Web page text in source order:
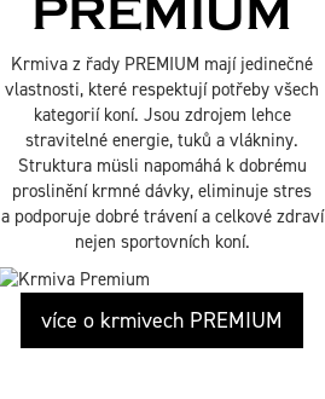
PREMIUM
Krmiva z řady PREMIUM mají jedinečné
vlastnosti, které respektují potřeby všech
kategorií koní. Jsou zdrojem lehce
stravitelné energie, tuků a vlákniny.
Struktura müsli napomáhá k dobrému
proslinění krmné dávky, eliminuje stres
a podporuje dobré trávení a celkové zdraví
nejen sportovních koní.
více o krmivech PREMIUM